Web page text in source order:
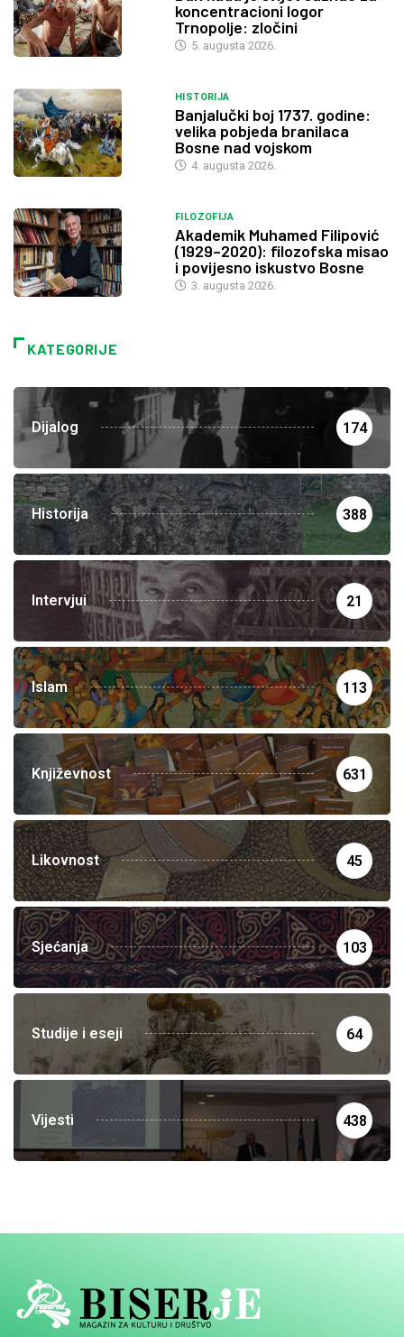
koncentracioni logor
Trnopolje: zločini
5. augusta 2026.
HISTORIJA
Banjalučki boj 1737. godine:
velika pobjeda branilaca
Bosne nad vojskom
4. augusta 2026.
FILOZOFIJA
Akademik Muhamed Filipović
(1929–2020): filozofska misao
i povijesno iskustvo Bosne
3. augusta 2026.
KATEGORIJE
Dijalog 174
Historija 388
Intervjui 21
Islam 113
Književnost 631
Likovnost 45
Sjećanja 103
Studije i eseji 64
Vijesti 438